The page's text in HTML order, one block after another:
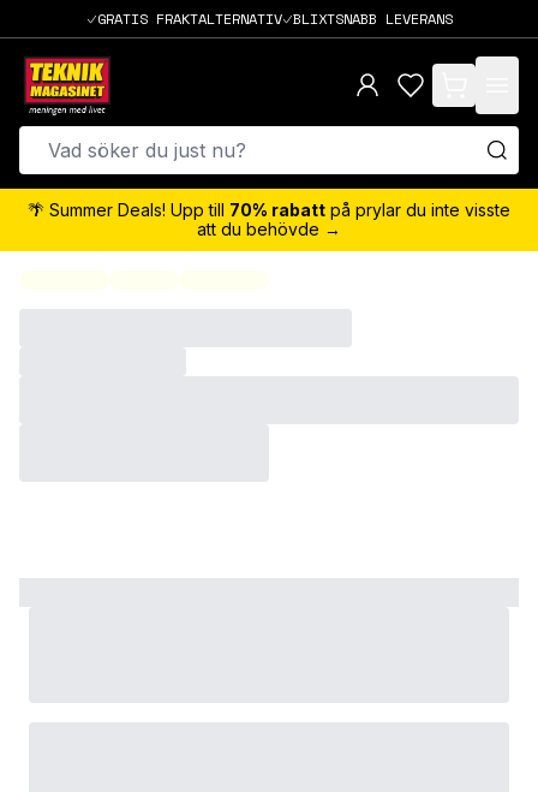
GRATIS FRAKTALTERNATIV BLIXTSNABB LEVERANS
items in cart,
🌴 Summer Deals! Upp till 70% rabatt på prylar du inte visste
att du behövde →